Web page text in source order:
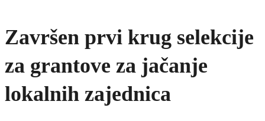
Završen prvi krug selekcije
za grantove za jačanje
lokalnih zajednica